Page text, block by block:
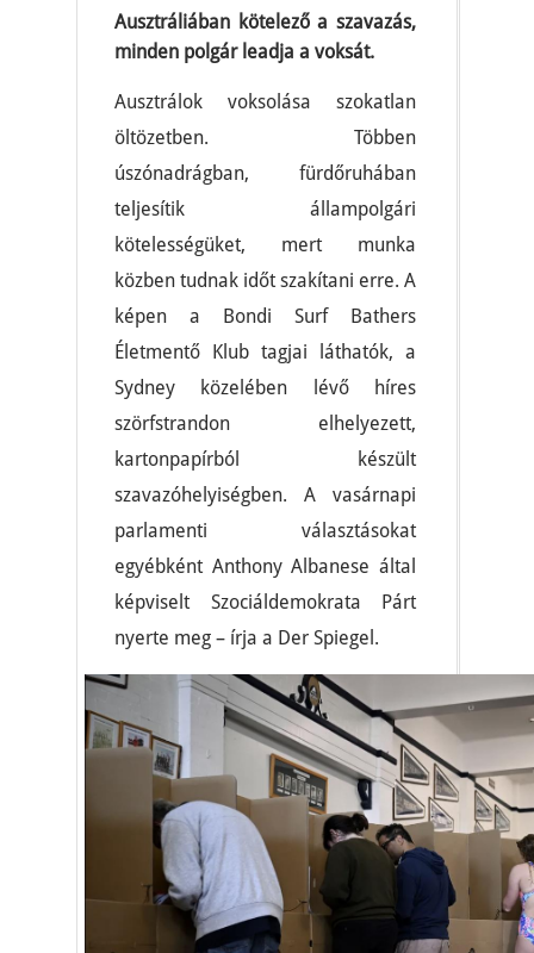
Ausztráliában kötelező a szavazás,
minden polgár leadja a voksát.
Ausztrálok voksolása szokatlan
öltözetben. Többen
úszónadrágban, fürdőruhában
teljesítik állampolgári
kötelességüket, mert munka
közben tudnak időt szakítani erre. A
képen a Bondi Surf Bathers
Életmentő Klub tagjai láthatók, a
Sydney közelében lévő híres
szörfstrandon elhelyezett,
kartonpapírból készült
szavazóhelyiségben. A vasárnapi
parlamenti választásokat
egyébként Anthony Albanese által
képviselt Szociáldemokrata Párt
nyerte meg – írja a Der Spiegel.